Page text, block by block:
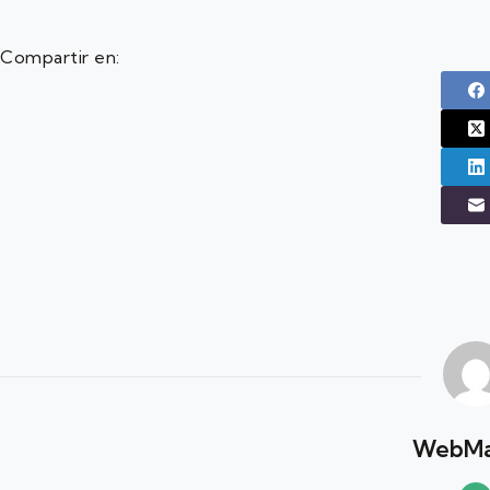
Compartir en: